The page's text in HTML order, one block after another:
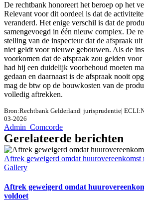
De rechtbank honoreert het beroep op het
Relevant voor dit oordeel is dat de
veranderd. Het enige verschil is dat de
samengevoegd in één nieuw complex. De
stelling van de inspecteur dat de afspraak
niet geldt voor nieuwe gebouwen. Als de
voorkomen dat de afspraak zou gelden
had hij een duidelijk voorbehoud moeten
gedaan en daarnaast is de afspraak nooit
mag de btw op de bouwkosten van de
volledig aftrekken.
Bron:Rechtbank Gelderland| jurisprudentie|
03-2026
Admin_Comcorde
Gerelateerde berichten
Aftrek geweigerd omdat huurovereenkomst
Gallery
Aftrek geweigerd omdat
voldoet